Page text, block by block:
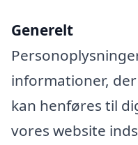
Generelt
informationer,
kan henføres til
vores website